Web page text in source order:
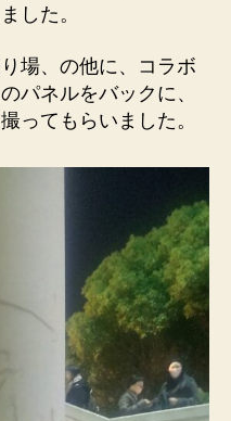
した。
場、の他に、コラボ
パネルをバックに、
ってもらいました。